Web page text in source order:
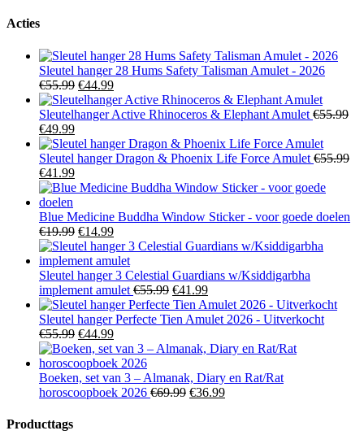
Acties
Sleutel hanger 28 Hums Safety Talisman Amulet - 2026
€55.99 Oorspronkelijke
prijs
was:
€44.99Huidige
prijs
is:
Sleutelhanger Active Rhinoceros & Elephant Amulet €55.99
Oorspronkelijke
prijs
was:
€55.99.
€49.99Huidige
prijs
is:
€49.99.
Sleutel hanger Dragon & Phoenix Life Force Amulet €55.99
Oorspronkelijke
prijs
was:
€55.99.
€41.99Huidige
prijs
€41.99.
Blue Medicine Buddha Window Sticker - voor goede doelen
€19.99 Oorspronkelijke
prijs
was:
€19.99.
€14.99Huidige
prijs
is:
€14.99.
Sleutel hanger 3 Celestial Guardians w/Ksiddigarbha
implement amulet €55.99 Oorspronkelijke
prijs
was:
€41.99Huidige
prijs
is:
Sleutel hanger Perfecte Tien Amulet 2026 - Uitverkocht
€55.99 Oorspronkelijke
prijs
was:
€55.99.
€44.99Huidige
prijs
is:
€44.99.
Boeken, set van 3 – Almanak, Diary en Rat/Rat
horoscoopboek 2026 €69.99 Oorspronkelijke
€36.99Huidige
Producttags